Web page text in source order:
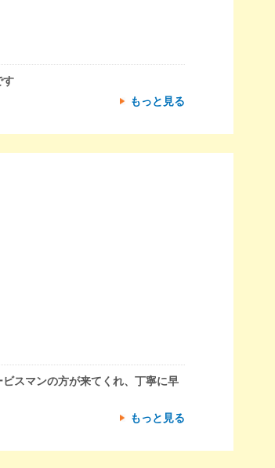
す
もっと見る
スマンの方が来てくれ、丁寧に早
もっと見る